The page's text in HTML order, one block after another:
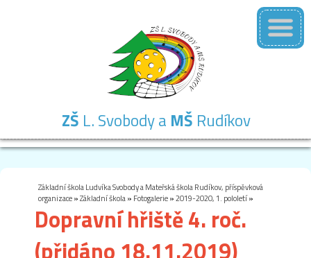
ZŠ L. Svobody a MŠ Rudíkov
Základní škola Ludvíka Svobody a Mateřská škola Rudíkov, příspěvková
organizace»Základní škola» Fotogalerie»2019-2020, 1. pololetí»
Dopravní hřiště 4. roč.
(přidáno 18.11.2019)